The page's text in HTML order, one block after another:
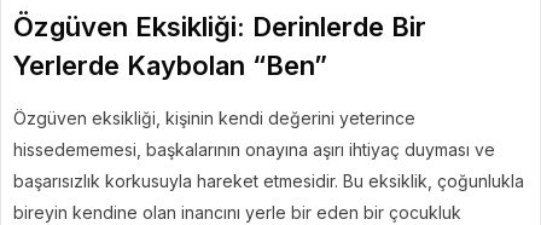
Özgüven Eksikliği: Derinlerde Bir
Yerlerde Kaybolan “Ben”
Özgüven eksikliği, kişinin kendi değerini yeterince
hissedememesi, başkalarının onayına aşırı ihtiyaç duyması ve
başarısızlık korkusuyla hareket etmesidir. Bu eksiklik, çoğunlukla
bireyin kendine olan inancını yerle bir eden bir çocukluk